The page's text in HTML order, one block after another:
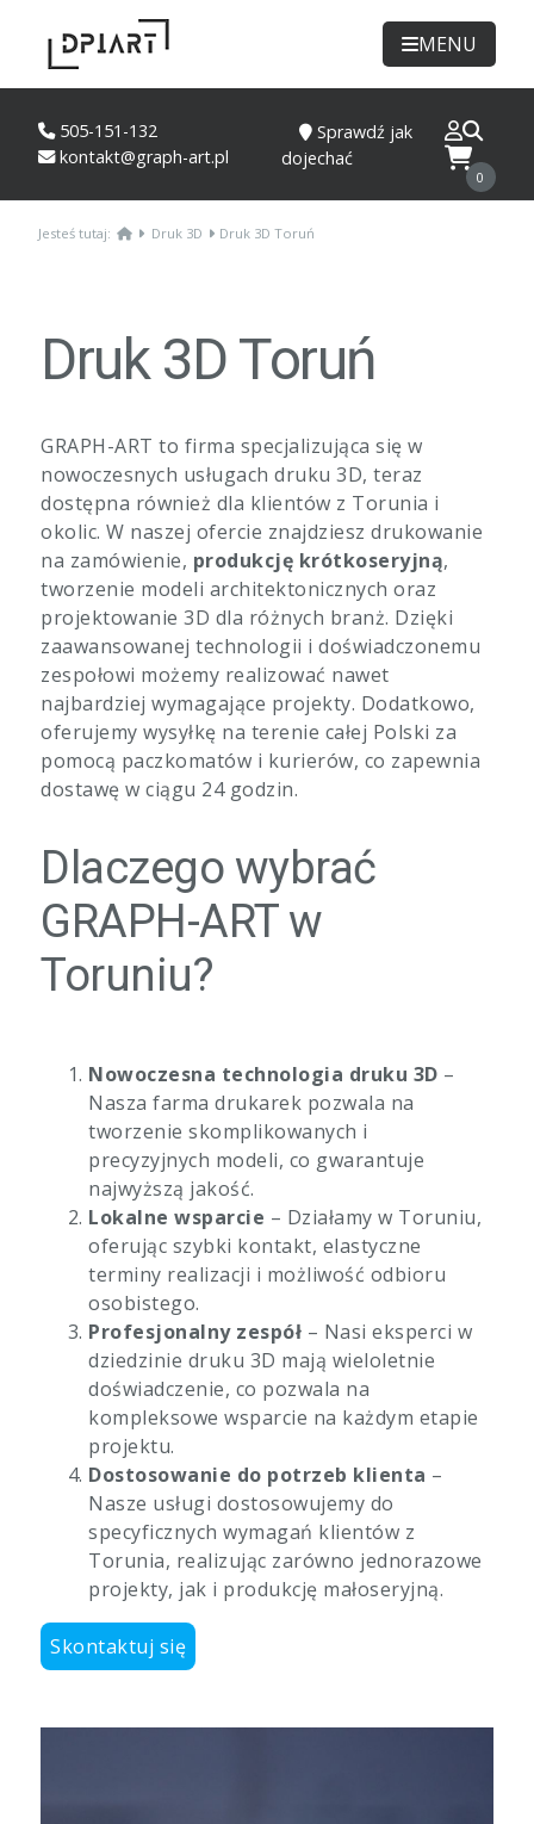
505-151-132
kontakt@graph-art.pl
Sprawdź jak
dojechać
0
MENU
Jesteś tutaj: Druk 3D Druk 3D Toruń
Druk 3D Toruń
GRAPH-ART to firma specjalizująca się w
nowoczesnych usługach druku 3D, teraz
dostępna również dla klientów z Torunia i
okolic. W naszej ofercie znajdziesz drukowanie
na zamówienie, produkcję krótkoseryjną,
tworzenie modeli architektonicznych oraz
projektowanie 3D dla różnych branż. Dzięki
zaawansowanej technologii i doświadczonemu
zespołowi możemy realizować nawet
najbardziej wymagające projekty. Dodatkowo,
oferujemy wysyłkę na terenie całej Polski za
pomocą paczkomatów i kurierów, co zapewnia
dostawę w ciągu 24 godzin.
Dlaczego wybrać
GRAPH-ART w
Toruniu?
Nowoczesna technologia druku 3D –
Nasza farma drukarek pozwala na
tworzenie skomplikowanych i
precyzyjnych modeli, co gwarantuje
najwyższą jakość.
Lokalne wsparcie – Działamy w Toruniu,
oferując szybki kontakt, elastyczne
terminy realizacji i możliwość odbioru
osobistego.
Profesjonalny zespół – Nasi eksperci w
dziedzinie druku 3D mają wieloletnie
doświadczenie, co pozwala na
kompleksowe wsparcie na każdym etapie
projektu.
Dostosowanie do potrzeb klienta –
Nasze usługi dostosowujemy do
specyficznych wymagań klientów z
Torunia, realizując zarówno jednorazowe
projekty, jak i produkcję małoseryjną.
Skontaktuj się